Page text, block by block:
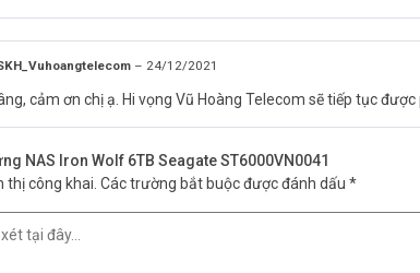
– 24/12/2021
cảm ơn chị ạ. Hi vọng Vũ Hoàng Telecom sẽ tiếp tục
NAS Iron Wolf 6TB Seagate ST6000VN0041
thị công khai. Các trường bắt buộc được đánh dấu *